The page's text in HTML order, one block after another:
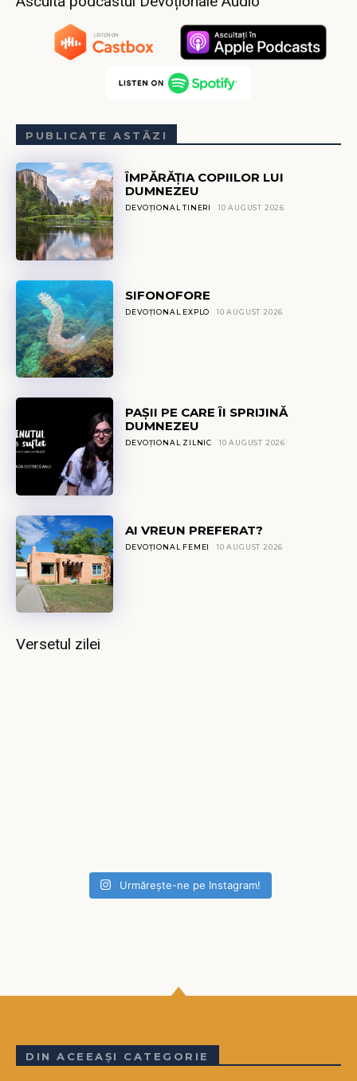
PUBLICATE ASTĂZI
ÎMPĂRĂȚIA COPIILOR LUI
DUMNEZEU
DEVOȚIONAL TINERI 10 AUGUST 2026
SIFONOFORE
DEVOȚIONAL EXPLO 10 AUGUST 2026
PAȘII PE CARE ÎI SPRIJINĂ
DUMNEZEU
DEVOȚIONAL ZILNIC 10 AUGUST 2026
AI VREUN PREFERAT?
DEVOȚIONAL FEMEI 10 AUGUST 2026
Versetul zilei
Urmărește-ne pe Instagram!
DIN ACEEAȘI CATEGORIE